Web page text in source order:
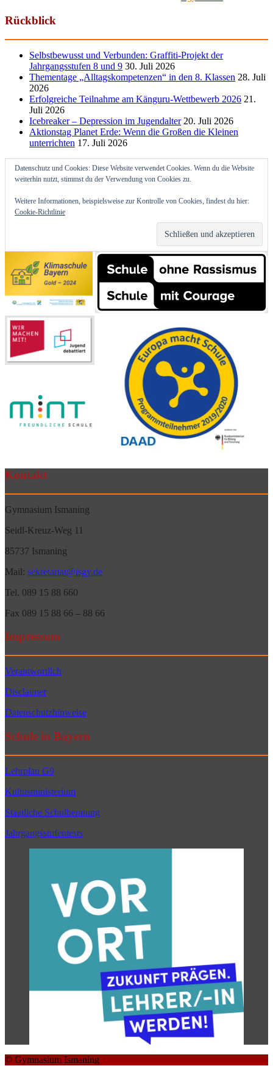
Rückblick
Selbstbewusst und Verbunden: Graffiti-Projekt der
Jahrgangsstufen 8 und 9 30. Juli 2026
Thementage „Alltagskompetenzen“ in den 8. Klassen 28. Juli
2026
Erfolgreiche Teilnahme am Känguru-Wettbewerb 2026 21.
Juli 2026
Icebreaker – Depression im Jugendalter 20. Juli 2026
Aktionstag Planet Erde: Wenn die Großen die Kleinen
unterrichten 17. Juli 2026
Datenschutz und Cookies: Diese Website verwendet Cookies. Wenn du die Website
weiterhin nutzt, stimmst du der Verwendung von Cookies zu.
Weitere Informationen, beispielsweise zur Kontrolle von Cookies, findest du hier:
Cookie-Richtlinie
Kontakt
Gymnasium Ismaning
Seidl-Kreuz-Weg 11
85737 Ismaning
Mail: sekretariat@isgy.de
Tel. 089 15 88 660
Fax 089 15 88 66 – 88 66
Impressum
Verantwortlich
Disclaimer
Datenschutzhinweise
Schule in Bayern
Lehrplan G9
Kultusministerium
Staatliche Schulberatung
Jahrgangsstufentests
© Gymnasium Ismaning